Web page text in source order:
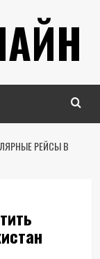
РЕЙСЫ В